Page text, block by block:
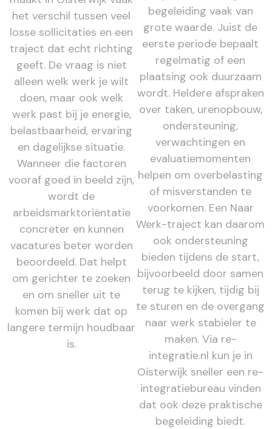
het verschil tussen veel
losse sollicitaties en een
traject dat echt richting
geeft. De vraag is niet
alleen welk werk je wilt
doen, maar ook welk
werk past bij je energie,
belastbaarheid, ervaring
en dagelijkse situatie.
Wanneer die factoren
vooraf goed in beeld zijn,
wordt de
arbeidsmarktoriëntatie
concreter en kunnen
vacatures beter worden
beoordeeld. Dat helpt
om gerichter te zoeken
en om sneller uit te
komen bij werk dat op
langere termijn houdbaar
is.
begeleiding vaak van
grote waarde. Juist de
eerste periode bepaalt
regelmatig of een
plaatsing ook duurzaam
wordt. Heldere afspraken
over taken, urenopbouw,
ondersteuning,
verwachtingen en
evaluatiemomenten
helpen om overbelasting
of misverstanden te
voorkomen. Een Naar
Werk-traject kan daarom
ook ondersteuning
bieden tijdens de start,
bijvoorbeeld door samen
terug te kijken, tijdig bij
te sturen en de overgang
naar werk stabieler te
maken. Via re-
integratie.nl kun je in
Oisterwijk sneller een re-
integratiebureau vinden
dat ook deze praktische
begeleiding biedt.